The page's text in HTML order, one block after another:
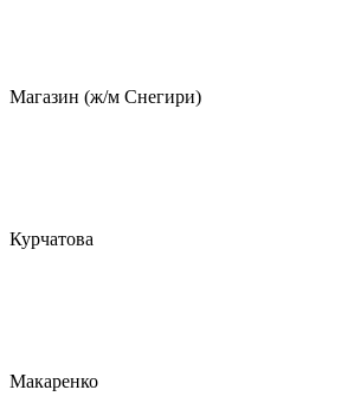
Магазин (ж/м Снегири)
Курчатова
Макаренко